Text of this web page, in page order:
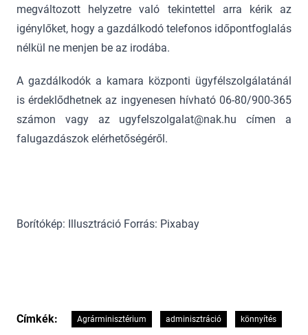
megváltozott helyzetre való tekintettel arra kérik az
igénylőket, hogy a gazdálkodó telefonos időpontfoglalás
nélkül ne menjen be az irodába.
A gazdálkodók a kamara központi ügyfélszolgálatánál
is érdeklődhetnek az ingyenesen hívható 06-80/900-365
számon vagy az ugyfelszolgalat@nak.hu címen a
falugazdászok elérhetőségéről.
Borítókép: Illusztráció Forrás: Pixabay
Címkék: Agrárminisztérium adminisztráció könnyítés